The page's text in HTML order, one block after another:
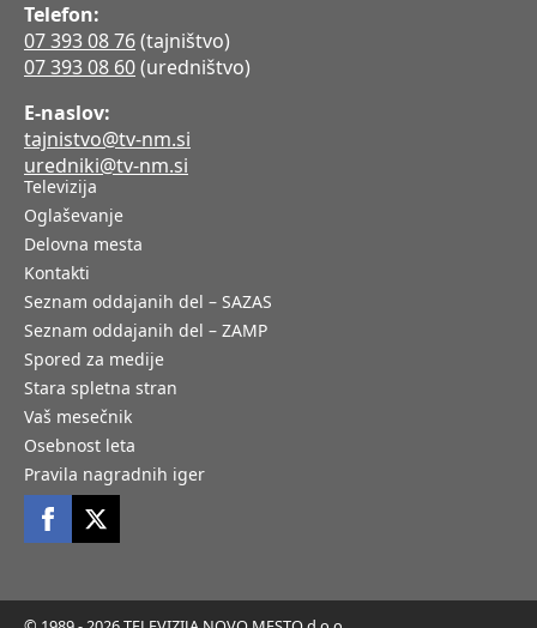
Telefon:
07 393 08 76(tajništvo)
07 393 08 60(uredništvo)
E-naslov:
tajnistvo@tv-nm.si
uredniki@tv-nm.si
Televizija
Oglaševanje
Delovna mesta
Kontakti
Seznam oddajanih del – SAZAS
Seznam oddajanih del – ZAMP
Spored za medije
Stara spletna stran
Vaš mesečnik
Osebnost leta
Pravila nagradnih iger